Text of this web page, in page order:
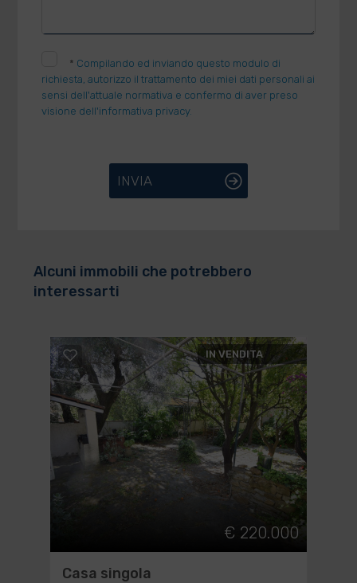
* Compilando ed inviando questo modulo di
richiesta, autorizzo il trattamento dei miei dati personali ai
sensi dell'attuale normativa e confermo di aver preso
visione dell'informativa privacy.
INVIA
Alcuni immobili che potrebbero
interessarti
IN VENDITA
€ 220.000
Casa singola